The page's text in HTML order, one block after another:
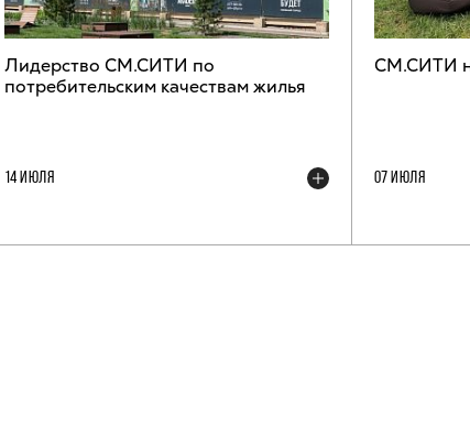
Лидерство СМ.СИТИ по
потребительским качествам жилья
14 ИЮЛЯ
СМ.СИТИ
07 ИЮЛЯ